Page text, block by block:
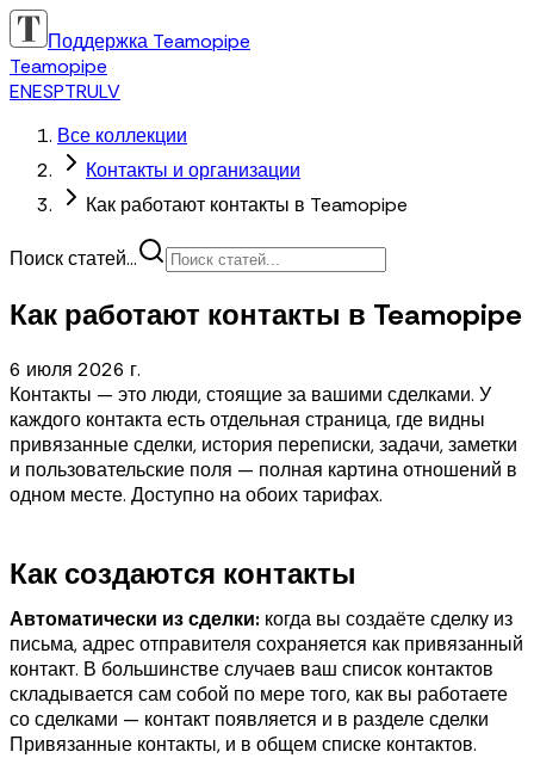
Поддержка Teamopipe
Teamopipe
ENESPTRULV
Все коллекции
Контакты и организации
Как работают контакты в Teamopipe
Поиск статей...
Как работают контакты в Teamopipe
6 июля 2026 г.
Контакты — это люди, стоящие за вашими сделками. У
каждого контакта есть отдельная страница, где видны
привязанные сделки, история переписки, задачи, заметки
и пользовательские поля — полная картина отношений в
одном месте. Доступно на обоих тарифах.
Как создаются контакты
Автоматически из сделки: когда вы создаёте сделку из
письма, адрес отправителя сохраняется как привязанный
контакт. В большинстве случаев ваш список контактов
складывается сам собой по мере того, как вы работаете
со сделками — контакт появляется и в разделе сделки
Привязанные контакты, и в общем списке контактов.